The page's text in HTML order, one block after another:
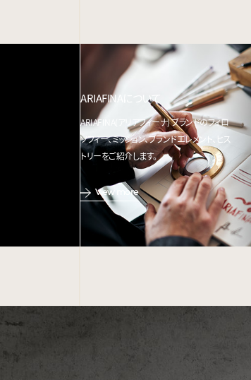
ARIAFINAについて
ARIAFINA(アリアフィーナ) ブランドのフィロ
ソフィー、ミッション、ブランドエレメント、ヒス
トリーをご紹介します。
View more